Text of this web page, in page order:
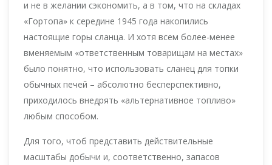
и не в желании сэкономить, а в том, что на складах
«Гортопа» к середине 1945 года накопились
настоящие горы сланца. И хотя всем более-менее
вменяемым «ответственным товарищам на местах»
было понятно, что использовать сланец для топки
обычных печей – абсолютно бесперспективно,
приходилось внедрять «альтернативное топливо»
любым способом.
Для того, чтоб представить действительные
масштабы добычи и, соответственно, запасов